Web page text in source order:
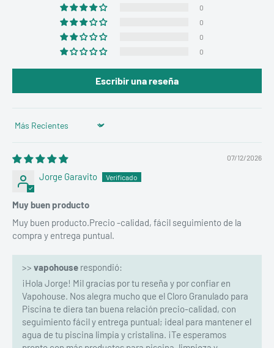
0
0
0
0
Escribir una reseña
Sort by
07/12/2026
Jorge Garavito
Muy buen producto
Muy buen producto.Precio -calidad, fácil seguimiento de la
compra y entrega puntual.
>> vapohouse respondió:
¡Hola Jorge! Mil gracias por tu reseña y por confiar en
Vapohouse. Nos alegra mucho que el Cloro Granulado para
Piscina te diera tan buena relación precio-calidad, con
seguimiento fácil y entrega puntual; ideal para mantener el
agua de tu piscina limpia y cristalina. ¡Te esperamos